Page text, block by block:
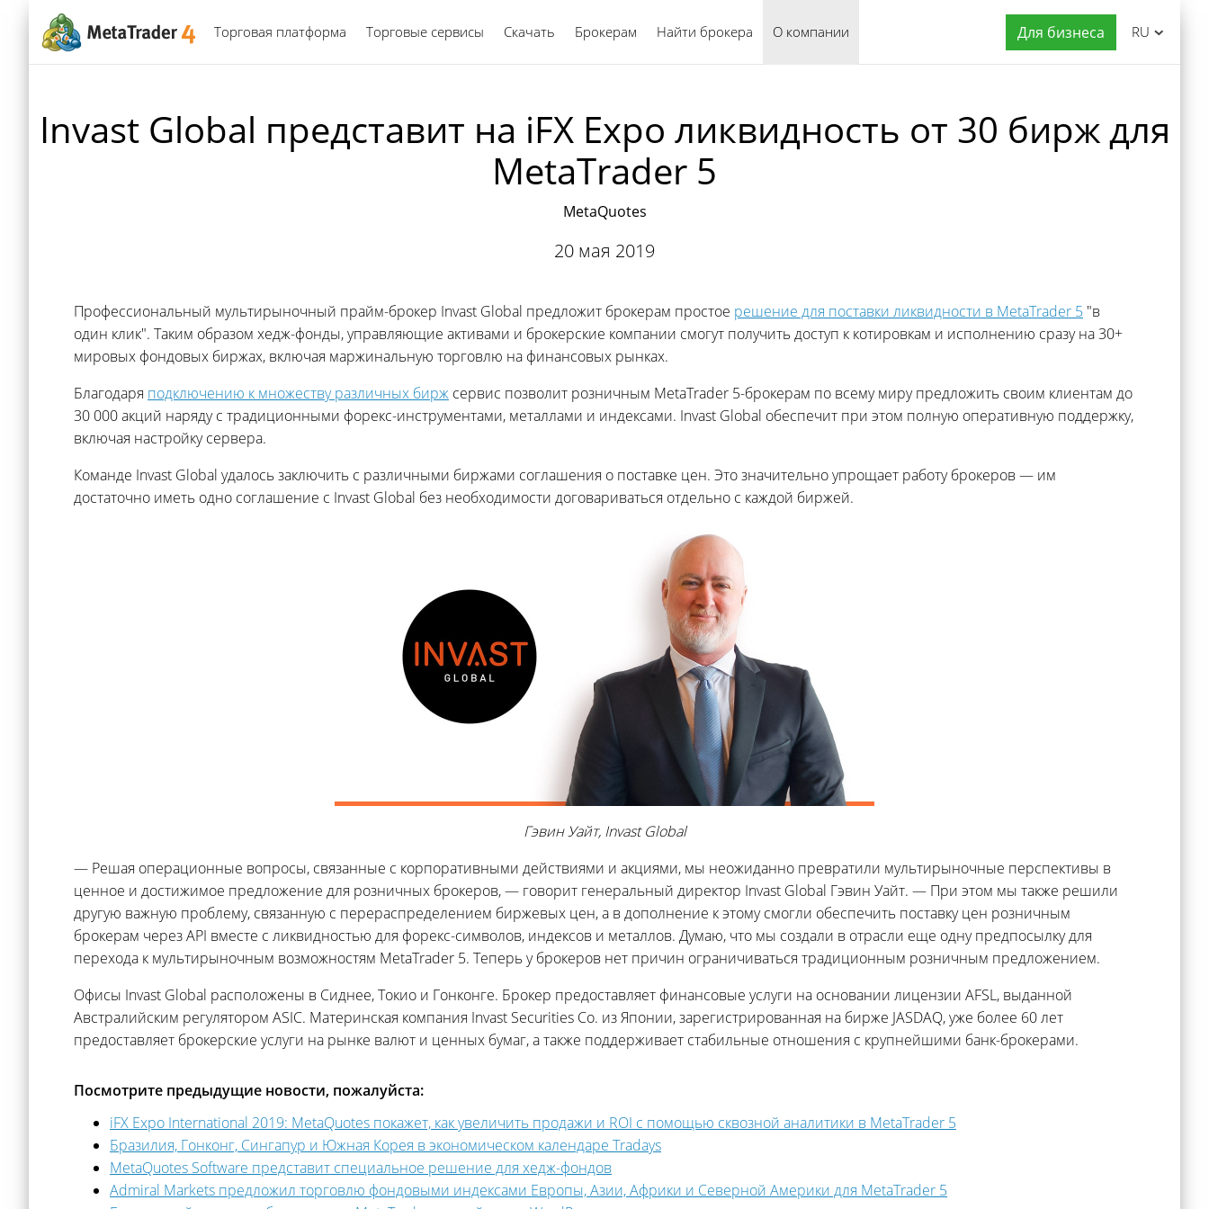
Торговая платформа Торговые сервисы Скачать Брокерам Найти брокера О компании Для бизнеса
Русский RU
Invast Global представит на iFX Expo ликвидность от 30 бирж для
MetaTrader 5
MetaQuotes
20 мая 2019
Профессиональный мультирыночный прайм-брокер Invast Global предложит брокерам простое решение для поставки ликвидности в MetaTrader 5 "в
один клик". Таким образом хедж-фонды, управляющие активами и брокерские компании смогут получить доступ к котировкам и исполнению сразу на 30+
мировых фондовых биржах, включая маржинальную торговлю на финансовых рынках.
Благодаря подключению к множеству различных бирж сервис позволит розничным MetaTrader 5-брокерам по всему миру предложить своим клиентам до
30 000 акций наряду с традиционными форекс-инструментами, металлами и индексами. Invast Global обеспечит при этом полную оперативную поддержку,
включая настройку сервера.
Команде Invast Global удалось заключить с различными биржами соглашения о поставке цен. Это значительно упрощает работу брокеров — им
достаточно иметь одно соглашение с Invast Global без необходимости договариваться отдельно с каждой биржей.
Гэвин Уайт, Invast Global
— Решая операционные вопросы, связанные с корпоративными действиями и акциями, мы неожиданно превратили мультирыночные перспективы в
ценное и достижимое предложение для розничных брокеров, — говорит генеральный директор Invast Global Гэвин Уайт. — При этом мы также решили
другую важную проблему, связанную с перераспределением биржевых цен, а в дополнение к этому смогли обеспечить поставку цен розничным
брокерам через API вместе с ликвидностью для форекс-символов, индексов и металлов. Думаю, что мы создали в отрасли еще одну предпосылку для
перехода к мультирыночным возможностям MetaTrader 5. Теперь у брокеров нет причин ограничиваться традиционным розничным предложением.
Офисы Invast Global расположены в Сиднее, Токио и Гонконге. Брокер предоставляет финансовые услуги на основании лицензии AFSL, выданной
Австралийским регулятором ASIC. Материнская компания Invast Securities Co. из Японии, зарегистрированная на бирже JASDAQ, уже более 60 лет
предоставляет брокерские услуги на рынке валют и ценных бумаг, а также поддерживает стабильные отношения с крупнейшими банк-брокерами.
Посмотрите предыдущие новости, пожалуйста:
iFX Expo International 2019: MetaQuotes покажет, как увеличить продажи и ROI с помощью сквозной аналитики в MetaTrader 5
Бразилия, Гонконг, Сингапур и Южная Корея в экономическом календаре Tradays
MetaQuotes Software представит специальное решение для хедж-фондов
Admiral Markets предложил торговлю фондовыми индексами Европы, Азии, Африки и Северной Америки для MetaTrader 5